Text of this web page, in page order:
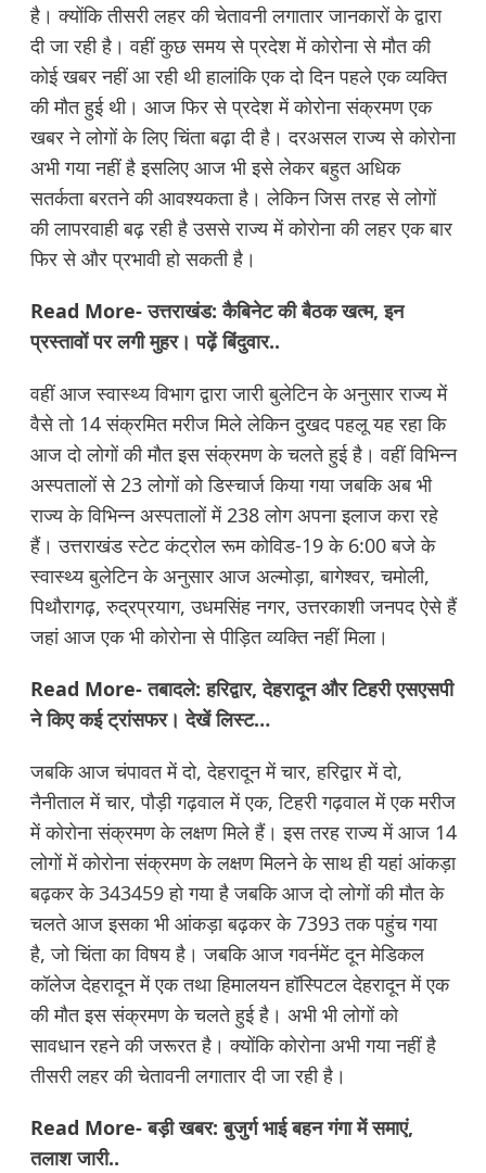
है। क्योंकि तीसरी लहर की चेतावनी लगातार जानकारों के द्वारा
दी जा रही है। वहीं कुछ समय से प्रदेश में कोरोना से मौत की
कोई खबर नहीं आ रही थी हालांकि एक दो दिन पहले एक व्यक्ति
की मौत हुई थी। आज फिर से प्रदेश में कोरोना संक्रमण एक
खबर ने लोगों के लिए चिंता बढ़ा दी है। दरअसल राज्य से कोरोना
अभी गया नहीं है इसलिए आज भी इसे लेकर बहुत अधिक
सतर्कता बरतने की आवश्यकता है। लेकिन जिस तरह से लोगों
की लापरवाही बढ़ रही है उससे राज्य में कोरोना की लहर एक बार
फिर से और प्रभावी हो सकती है।
Read More-उत्तराखंड: कैबिनेट की बैठक खत्म, इन
प्रस्तावों पर लगी मुहर। पढ़ें बिंदुवार..
वहीं आज स्वास्थ्य विभाग द्वारा जारी बुलेटिन के अनुसार राज्य में
वैसे तो 14 संक्रमित मरीज मिले लेकिन दुखद पहलू यह रहा कि
आज दो लोगों की मौत इस संक्रमण के चलते हुई है। वहीं विभिन्न
अस्पतालों से 23 लोगों को डिस्चार्ज किया गया जबकि अब भी
राज्य के विभिन्न अस्पतालों में 238 लोग अपना इलाज करा रहे
हैं। उत्तराखंड स्टेट कंट्रोल रूम कोविड-19 के 6:00 बजे के
स्वास्थ्य बुलेटिन के अनुसार आज अल्मोड़ा, बागेश्वर, चमोली,
पिथौरागढ़, रुद्रप्रयाग, उधमसिंह नगर, उत्तरकाशी जनपद ऐसे हैं
जहां आज एक भी कोरोना से पीड़ित व्यक्ति नहीं मिला।
Read More- तबादले: हरिद्वार, देहरादून और टिहरी एसएसपी
ने किए कई ट्रांसफर। देखें लिस्ट…
जबकि आज चंपावत में दो, देहरादून में चार, हरिद्वार में दो,
नैनीताल में चार, पौड़ी गढ़वाल में एक, टिहरी गढ़वाल में एक मरीज
में कोरोना संक्रमण के लक्षण मिले हैं। इस तरह राज्य में आज 14
लोगों में कोरोना संक्रमण के लक्षण मिलने के साथ ही यहां आंकड़ा
बढ़कर के343459हो गया है जबकि आज दो लोगों की मौत के
चलते आज इसका भी आंकड़ा बढ़कर के 7393 तक पहुंच गया
है, जो चिंता का विषय है। जबकि आज गवर्नमेंट दून मेडिकल
कॉलेज देहरादून में एक तथा हिमालयन हॉस्पिटल देहरादून में एक
की मौत इस संक्रमण के चलते हुई है। अभी भी लोगों को
सावधान रहने की जरूरत है। क्योंकि कोरोना अभी गया नहीं है
तीसरी लहर की चेतावनी लगातार दी जा रही है।
Read More- बड़ी खबर: बुजुर्ग भाई बहन गंगा में समाएं,
तलाश जारी..